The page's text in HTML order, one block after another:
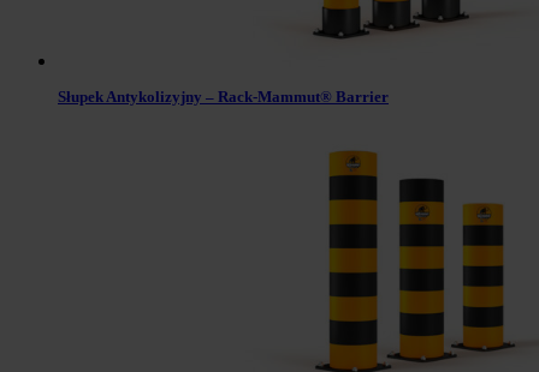
Słupek Antykolizyjny – Rack-Mammut® Barrier